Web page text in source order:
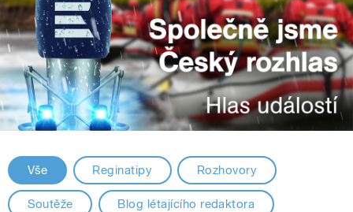
Vše Reginatipy Rozhovory
Soutěže Blog létajícího redaktora